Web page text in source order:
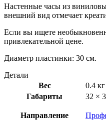
Настенные часы из
внешний вид отмечает
Если вы ищете
привлекательной цене.
Диаметр пластинки: 30 см.
Детали
Вес
0.4 кг
Габариты
32 ×
Направление